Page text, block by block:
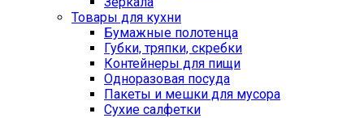
Товары для кухни
Бумажные полотенца
Губки, тряпки, скребки
Контейнеры для пищи
Одноразовая посуда
Пакеты и мешки для мусора
Сухие салфетки